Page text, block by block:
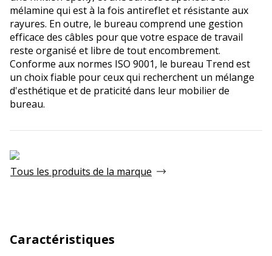
mélamine qui est à la fois antireflet et résistante aux
rayures. En outre, le bureau comprend une gestion
efficace des câbles pour que votre espace de travail
reste organisé et libre de tout encombrement.
Conforme aux normes ISO 9001, le bureau Trend est
un choix fiable pour ceux qui recherchent un mélange
d'esthétique et de praticité dans leur mobilier de
bureau.
Tous les produits de la marque
Caractéristiques